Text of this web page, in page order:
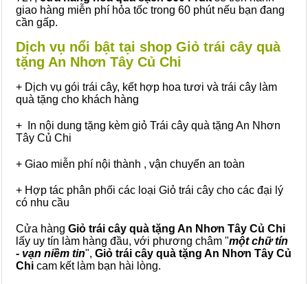
giao hàng miễn phí hỏa tốc trong 60 phút nếu bạn đang
cần gấp.
Dịch vụ nổi bật tại shop Giỏ trái cây quà
tặng An Nhơn Tây Củ Chi
+ Dịch vụ gói trái cây, kết hợp hoa tươi và trái cây làm
quà tặng cho khách hàng
+ In nội dung tặng kèm giỏ Trái cây quà tặng An Nhơn
Tây Củ Chi
+ Giao miễn phí nội thành , vận chuyển an toàn
+ Hợp tác phân phối các loại Giỏ trái cây cho các đại lý
có nhu cầu
Cửa hàng Giỏ trái cây quà tặng An Nhơn Tây Củ Chi
lấy uy tín làm hàng đầu, với phương châm "một chữ tín
- vạn niềm tin", Giỏ trái cây quà tặng An Nhơn Tây Củ
Chi cam kết làm bạn hài lòng.